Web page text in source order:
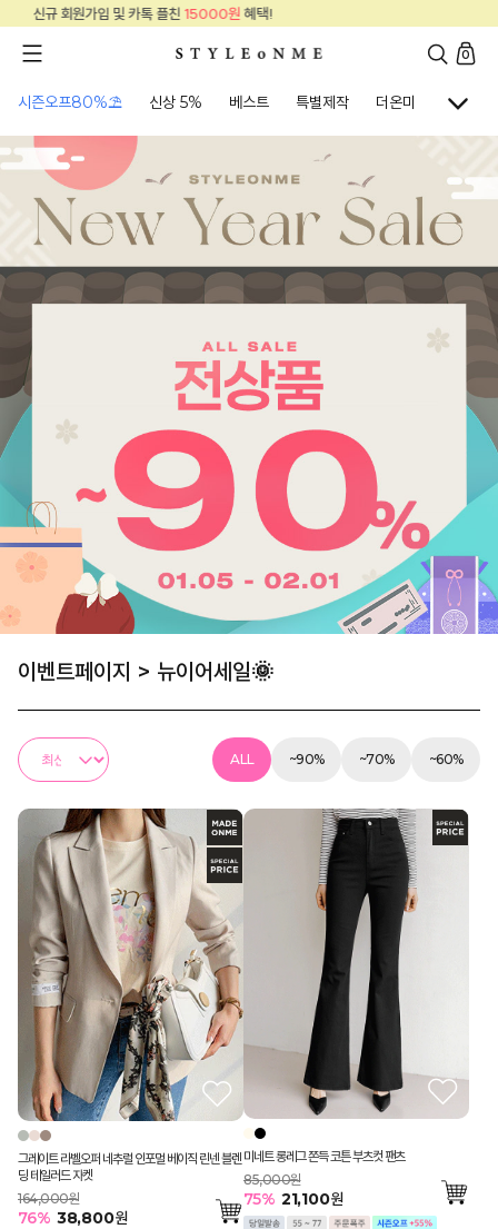
신규 회원가입 및 카톡 플친
0
시즌오프80%⛱ 신상 5% 베스트 특별제작 더온미 골프웨어
이벤트페이지 > 뉴이어세일🌞
ALL ~90% ~70% ~60%
그레이트 라벨오퍼 네추럴 인포멀 베이직 린넨 블렌
딩 테일러드 자켓
164,000원
76% 38,800원
미네트 롱레그 쫀득 코튼 부츠컷 팬츠
85,000원
75% 21,100원